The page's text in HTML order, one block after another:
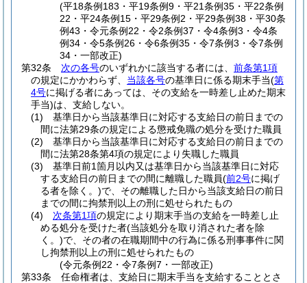
(平18条例183・平19条例9・平21条例35・平22条例
22・平24条例15・平29条例2・平29条例38・平30条
例43・令元条例22・令2条例37・令4条例3・令4条
例34・令5条例26・令6条例35・令7条例3・令7条例
34・一部改正)
第32条
次の各号のいずれかに該当する者には、 前条第1項
の規定にかかわらず、 当該各号の基準日に係る期末手当(第
4号に掲げる者にあっては、その支給を一時差し止めた期末
手当)は、支給しない。
(1)
基準日から当該基準日に対応する支給日の前日までの
間に法第29条の規定による懲戒免職の処分を受けた職員
(2)
基準日から当該基準日に対応する支給日の前日までの
間に法第28条第4項の規定により失職した職員
(3)
基準日前1箇月以内又は基準日から当該基準日に対応
する支給日の前日までの間に離職した職員(前2号に掲げ
る者を除く。)で、その離職した日から当該支給日の前日
までの間に拘禁刑以上の刑に処せられたもの
(4)
次条第1項の規定により期末手当の支給を一時差し止
める処分を受けた者(当該処分を取り消された者を除
く。)で、その者の在職期間中の行為に係る刑事事件に関
し拘禁刑以上の刑に処せられたもの
(令元条例22・令7条例7・一部改正)
第33条
任命権者は、支給日に期末手当を支給することとさ